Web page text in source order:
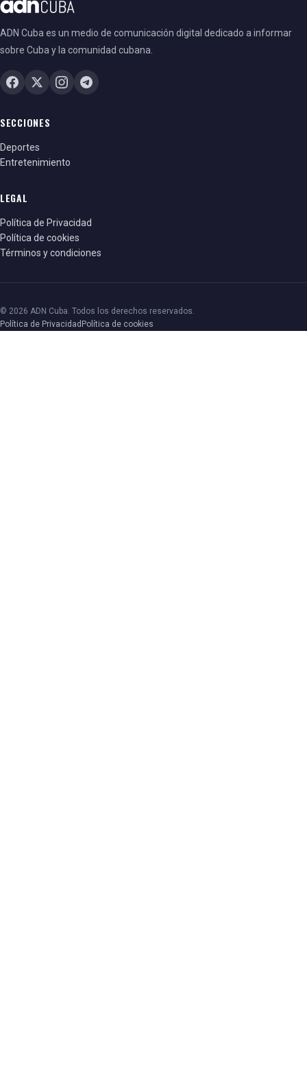
ADN Cuba es un medio de comunicación digital dedicado a informar
sobre Cuba y la comunidad cubana.
SECCIONES
Deportes
Entretenimiento
LEGAL
Política de Privacidad
Política de cookies
Términos y condiciones
© 2026 ADN Cuba. Todos los derechos reservados.
Política de Privacidad Política de cookies